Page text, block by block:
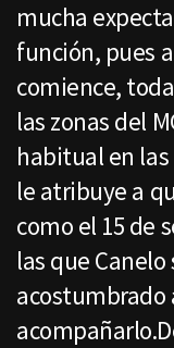
mucha
función, pues
comience,
las zonas del
habitual en
le atribuye a
como el 15 de
las que
acostumbrado